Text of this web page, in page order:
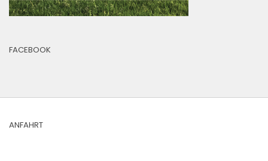
FACEBOOK
ANFAHRT